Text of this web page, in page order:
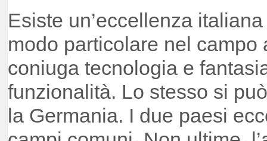
Esiste un’eccellenza
modo particolare nel campo
coniuga tecnologia e
funzionalità. Lo stesso si
la Germania. I due paesi